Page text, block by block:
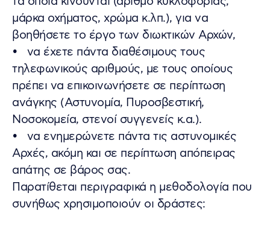
μάρκα οχήματος, χρώμα κ.λπ.), για να
βοηθήσετε το έργο των διωκτικών Αρχών,
• να έχετε πάντα διαθέσιμους τους
τηλεφωνικούς αριθμούς, με τους οποίους
πρέπει να επικοινωνήσετε σε περίπτωση
ανάγκης (Αστυνομία, Πυροσβεστική,
Νοσοκομεία, στενοί συγγενείς κ.α.).
• να ενημερώνετε πάντα τις αστυνομικές
Αρχές, ακόμη και σε περίπτωση απόπειρας
απάτης σε βάρος σας.
Παρατίθεται περιγραφικά η μεθοδολογία που
συνήθως χρησιμοποιούν οι δράστες: